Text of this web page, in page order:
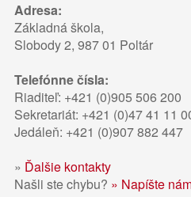
Adresa:
Základná škola,
Slobody 2, 987 01 Poltár
Telefónne čísla:
Riaditeľ: +421 (0)905 506 200
Sekretariát: +421 (0)47 41 11
Jedáleň: +421 (0)907 882 447
» Ďalšie kontakty
Našli ste chybu? » Napíšte